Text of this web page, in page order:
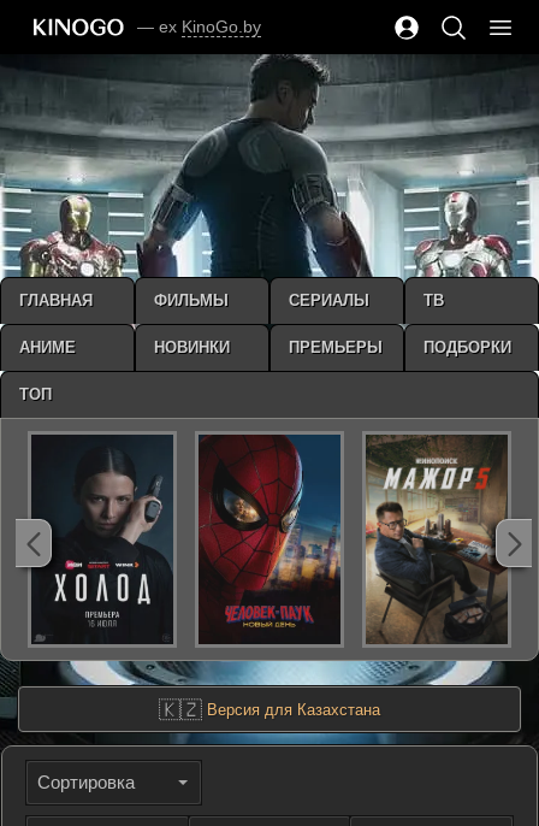
— ex KinoGo.by
🇰🇿 Версия для Казахстана
Сортировка
ГЛАВНАЯ ФИЛЬМЫ СЕРИАЛЫ ТВ
АНИМЕ НОВИНКИ ПРЕМЬЕРЫ ПОДБОРКИ
ТОП